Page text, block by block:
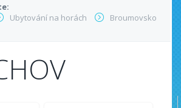
Ubytování na horách
Broumovsko